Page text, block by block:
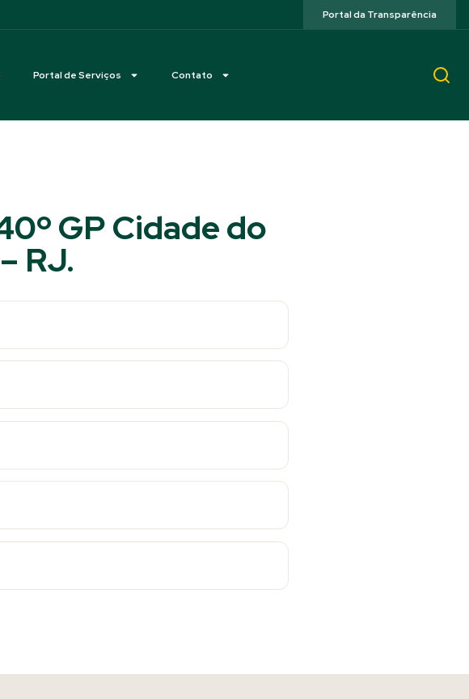
Portal da Transparência
Portal de Serviços Contato
GP Cidade do
RJ.